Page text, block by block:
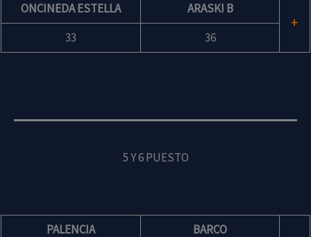
ONCINEDA ESTELLA ARASKI B
+
33 36
5 Y 6 PUESTO
PALENCIA BARCO